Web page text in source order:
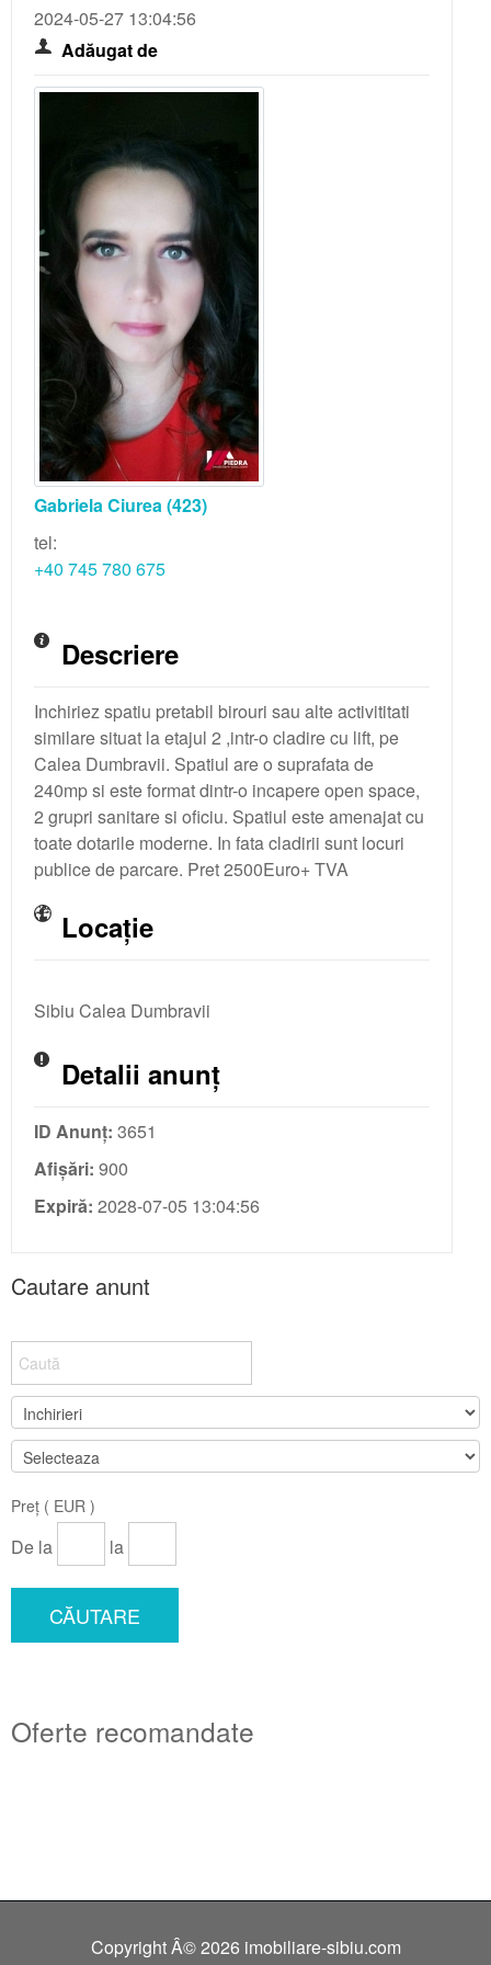
2024-05-27 13:04:56
Adăugat de
Gabriela Ciurea(423)
tel:
+40 745 780 675
Descriere
Inchiriez spatiu pretabil birouri sau alte activititati
similare situat la etajul 2 ,intr-o cladire cu lift, pe
Calea Dumbravii. Spatiul are o suprafata de
240mp si este format dintr-o incapere open space,
2 grupri sanitare si oficiu. Spatiul este amenajat cu
toate dotarile moderne. In fata cladirii sunt locuri
publice de parcare. Pret 2500Euro+ TVA
Locație
Sibiu Calea Dumbravii
Detalii anunț
ID Anunț: 3651
Afișări: 900
Expiră: 2028-07-05 13:04:56
Cautare anunt
Preț ( EUR )
De la la
CĂUTARE
Oferte recomandate
Copyright Â© 2026 imobiliare-sibiu.com
Contractul de inchiriere